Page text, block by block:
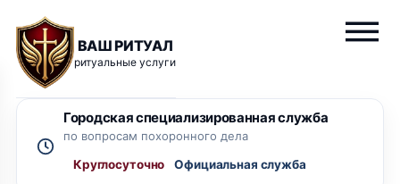
ВАШ РИТУАЛ
ритуальные услуги
Городская специализированная служба
по вопросам похоронного дела
Круглосуточно